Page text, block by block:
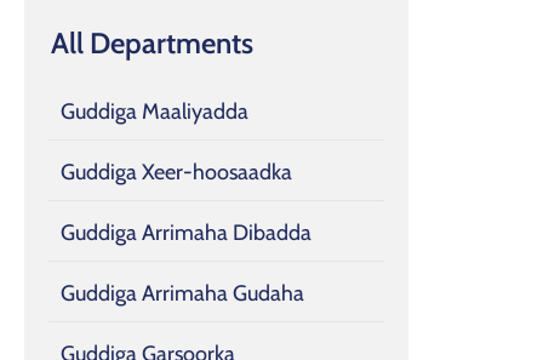
All Departments
Guddiga Maaliyadda
Guddiga Xeer-hoosaadka
Guddiga Arrimaha Dibadda
Guddiga Arrimaha Gudaha
Guddiga Garsoorka